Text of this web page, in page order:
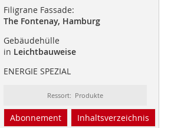
Filigrane Fassade:
The Fontenay, Hamburg
Gebäudehülle
in Leichtbauweise
ENERGIE SPEZIAL
Ressort: Produkte
Abonnement Inhaltsverzeichnis